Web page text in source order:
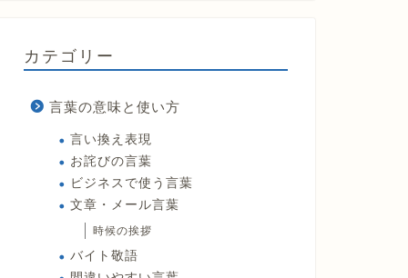
カテゴリー
言葉の意味と使い方
言い換え表現
お詫びの言葉
ビジネスで使う言葉
文章・メール言葉
時候の挨拶
バイト敬語